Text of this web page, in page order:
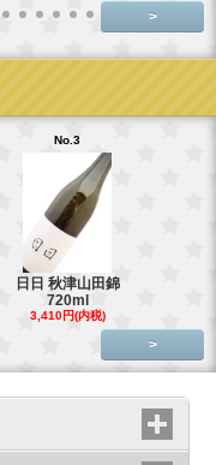
>
No.3
日日 秋津山田錦
720ml
3,410円(内税)
>